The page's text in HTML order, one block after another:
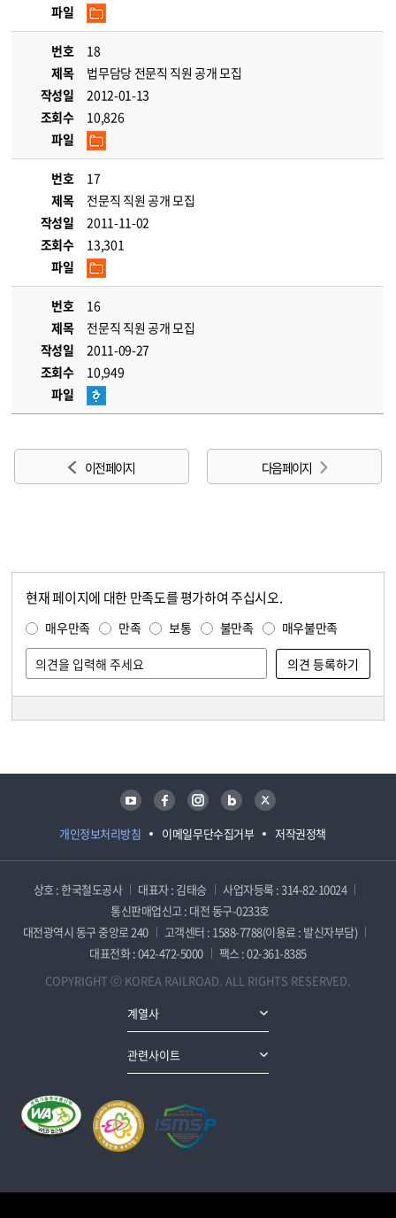
파일
번호
18
제목
법무담당 전문직 직원 공개 모집
작성일
2012-01-13
조회수
10,826
파일
번호
17
제목
전문직 직원 공개 모집
작성일
2011-11-02
조회수
13,301
파일
번호
16
제목
전문직 직원 공개 모집
작성일
2011-09-27
조회수
10,949
파일
이전 페이지 다음 페이지
현재 페이지에 대한 만족도를 평가하여 주십시오.
매우만족 만족 보통 불만족 매우불만족
개인정보처리방침 이메일무단수집거부 저작권정책
유튜브 페이스북 인스타그램 블로그 트위터
상호 : 한국철도공사 대표자 : 김태승
사업자등록 : 314-82-10024
통신판매업신고 : 대전 동구-0233호
대전광역시 동구 중앙로 240
고객센터 : 1588-7788(이용료 : 발신자부담)
대표전화 : 042-472-5000
팩스 : 02-361-8385
COPYRIGHT ⓒ KOREA RAILROAD. ALL RIGHTS RESERVED.
계열사
관련사이트